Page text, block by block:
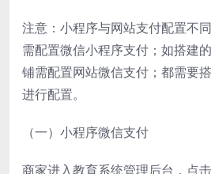
注意：小程序与网站支付配置不
需配置微信小程序支付；如搭建
铺需配置网站微信支付；都需要
进行配置。
（一）小程序微信支付
商家进入教育系统管理后台，点